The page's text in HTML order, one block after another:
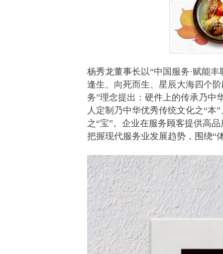
杨秀龙董事长以“中国服务·赋能
逢生、向死而生、星辰大海四个
务”理念提出：硬件上的传承乃中
人定制乃中华优秀传统文化之“本
之“宝”。企业在服务顾客提供高
把握现代服务业发展趋势，围绕“